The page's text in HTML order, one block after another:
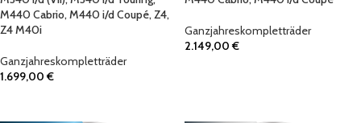
M440 Cabrio, M440 i/d Coupé, Z4,
Z4 M40i
Ganzjahreskompletträder
1.699,00€
Ganzjahreskompletträder
2.149,00€